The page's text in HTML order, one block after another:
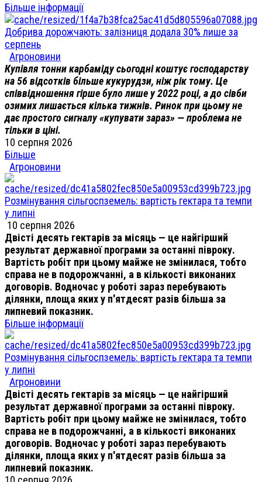
Більше інформації
Добрива дорожчають: залізниця додала 30% лише за
серпень
Агроновини
Купівля тонни карбаміду сьогодні коштує господарству
на 56 відсотків більше кукурудзи, ніж рік тому. Це
співвідношення гірше було лише у 2022 році, а до сівби
озимих лишається кілька тижнів. Ринок при цьому не
дає простого сигналу «купувати зараз» — проблема не
тільки в ціні.
10 серпня 2026
Більше
Агроновини
Розмінування сільгоспземель: вартість гектара та темпи
у липні
10 серпня 2026
Двісті десять гектарів за місяць — це найгірший
результат державної програми за останні півроку.
Вартість робіт при цьому майже не змінилася, тобто
справа не в подорожчанні, а в кількості виконаних
договорів. Водночас у роботі зараз перебувають
ділянки, площа яких у п'ятдесят разів більша за
липневий показник.
Більше інформації
Розмінування сільгоспземель: вартість гектара та темпи
у липні
Агроновини
Двісті десять гектарів за місяць — це найгірший
результат державної програми за останні півроку.
Вартість робіт при цьому майже не змінилася, тобто
справа не в подорожчанні, а в кількості виконаних
договорів. Водночас у роботі зараз перебувають
ділянки, площа яких у п'ятдесят разів більша за
липневий показник.